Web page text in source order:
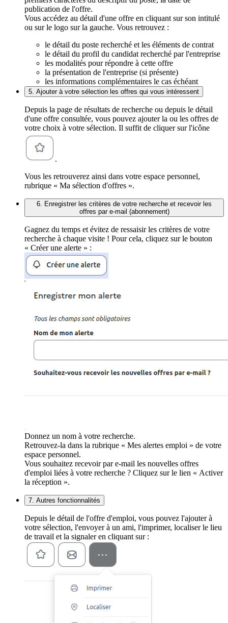
publication de l'offre.
Vous accédez au détail d'une offre en cliquant sur son intitulé
ou sur le logo sur la gauche. Vous retrouvez :
le détail du poste recherché et les éléments de contrat
le détail du profil du candidat recherché par l'entreprise
les modalités pour répondre à cette offre
la présentation de l'entreprise (si présente)
les informations complémentaires le cas échéant
5. Ajouter à votre sélection les offres qui vous intéressent
Depuis la page de résultats de recherche ou depuis le détail
d'une offre consultée, vous pouvez ajouter la ou les offres de
votre choix à votre sélection. Il suffit de cliquer sur l'icône
.
Vous les retrouverez ainsi dans votre espace personnel,
rubrique « Ma sélection d'offres ».
6. Enregistrer les critères de votre recherche et recevoir les
offres par e-mail (abonnement)
Gagnez du temps et évitez de ressaisir les critères de votre
recherche à chaque visite ! Pour cela, cliquez sur le bouton
« Créer une alerte » :
Donnez un nom à votre recherche.
Retrouvez-la dans la rubrique « Mes alertes emploi » de votre
espace personnel.
Vous souhaitez recevoir par e-mail les nouvelles offres
d'emploi liées à votre recherche ? Cliquez sur le lien « Activer
la réception ».
7. Autres fonctionnalités
Depuis le détail de l'offre d'emploi, vous pouvez l'ajouter à
votre sélection, l'envoyer à un ami, l'imprimer, localiser le lieu
de travail et la signaler en cliquant sur :